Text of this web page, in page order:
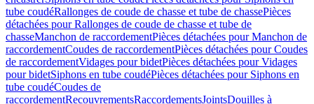
tube coudéRallonges de coude de chasse et tube de chassePièces
détachées pour Rallonges de coude de chasse et tube de
chasseManchon de raccordementPièces détachées pour Manchon de
raccordementCoudes de raccordementPièces détachées pour Coudes
de raccordementVidages pour bidetPièces détachées pour Vidages
pour bidetSiphons en tube coudéPièces détachées pour Siphons en
tube coudéCoudes de
raccordementRecouvrementsRaccordementsJointsDouilles à